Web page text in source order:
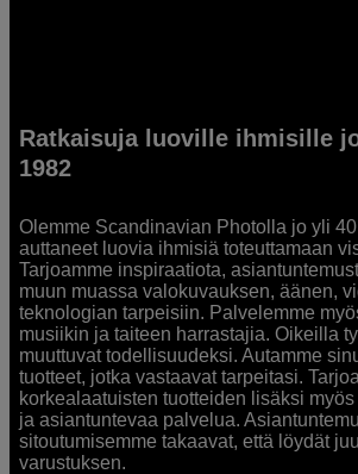
Ratkaisuja luoville ihmisille
1982
Olemme Scandinavian Photolla jo yli
auttaneet luovia ihmisiä toteuttamaan
Tarjoamme inspiraatiota,
muun muassa valokuvauksen, äänen,
teknologian tarpeisiin. Palvelemme
musiikin ja taiteen harrastajia. Oikeilla
muuttuvat todellisuudeksi. Autamme
tuotteet, jotka vastaavat tarpeitasi.
korkealaatuisten tuotteiden lisäksi
ja asiantuntevaa palvelua.
sitoutumisemme takaavat, että löydät
varustuksen.